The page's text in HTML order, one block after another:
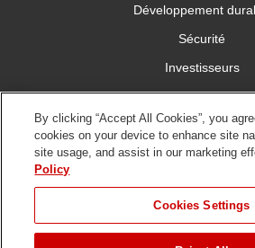
Développement
Sécurité
Investisseurs
Carrières
Connectez-vous
By clicking “Accept All Cookies”, you
cookies on your device to enhance site
site usage, and assist in our marketing
Policy
Cookies Settings